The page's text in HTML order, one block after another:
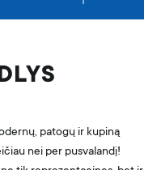
patogų ir kupiną
nei per pusvalandį!